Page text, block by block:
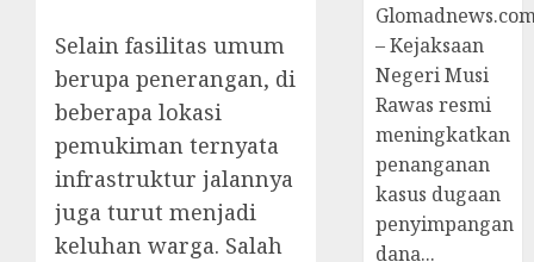
Selain fasilitas umum
berupa penerangan, di
beberapa lokasi
pemukiman ternyata
infrastruktur jalannya
juga turut menjadi
keluhan warga. Salah
– Kejaksaan
Negeri Musi
Rawas resmi
meningkatkan
penanganan
kasus dugaan
penyimpangan
dana...